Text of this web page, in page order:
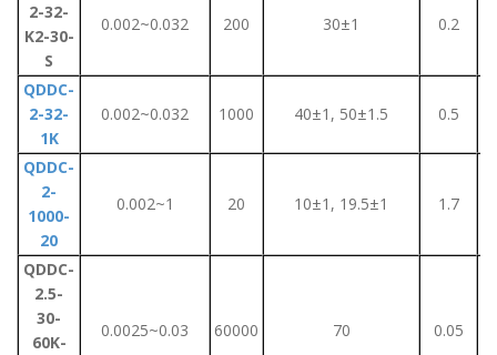
2-32-
K2-30-
S
0.002~0.032 200 30±1 0.2
QDDC-
2-32-
1K
0.002~0.032 1000 40±1, 50±1.5 0.5
QDDC-
2-
1000-
20
0.002~1 20 10±1, 19.5±1 1.7
QDDC-
2.5-
30-
60K-
0.0025~0.03 60000 70 0.05